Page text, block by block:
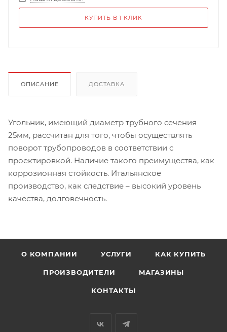
КУПИТЬ В 1 КЛИК
ОПИСАНИЕ ДОСТАВКА
Угольник, имеющий диаметр трубного сечения
25мм, рассчитан для того, чтобы осуществлять
поворот трубопроводов в соответствии с
проектировкой. Наличие такого преимущества, как
коррозионная стойкость. Итальянское
производство, как следствие – высокий уровень
качества, долговечность.
О КОМПАНИИ УСЛУГИ КАК КУПИТЬ
ПРОИЗВОДИТЕЛИ МАГАЗИНЫ
КОНТАКТЫ